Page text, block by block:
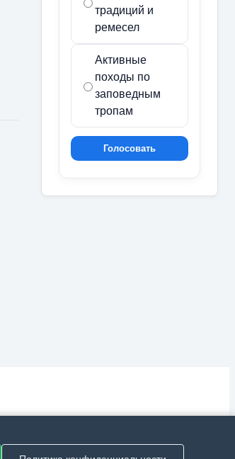
традиций и
ремесел
Активные
походы по
заповедным
тропам
Голосовать